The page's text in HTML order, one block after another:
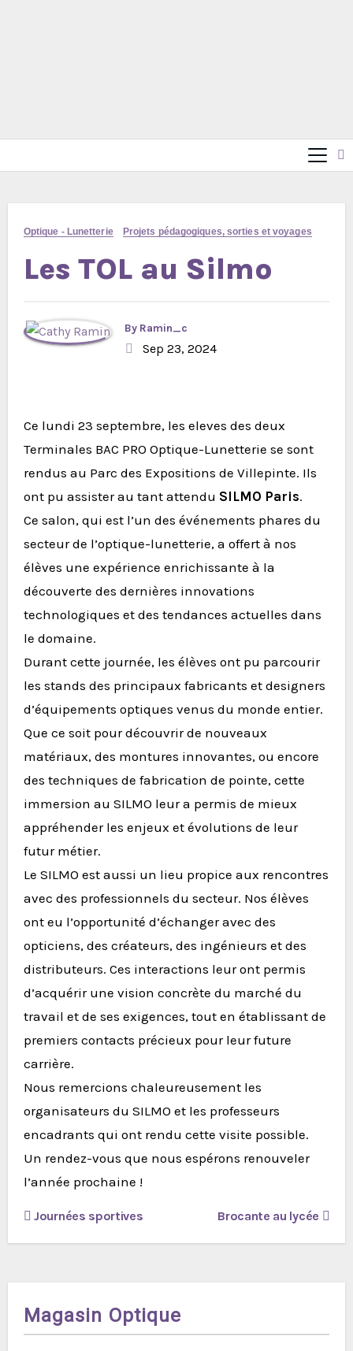
Optique - Lunetterie Projets pédagogiques, sorties et voyages
Les TOL au Silmo
By Ramin_c
Sep 23, 2024
Ce lundi 23 septembre, les eleves des deux
Terminales BAC PRO Optique-Lunetterie se sont
rendus au Parc des Expositions de Villepinte. Ils
ont pu assister au tant attendu SILMO Paris.
Ce salon, qui est l’un des événements phares du
secteur de l’optique-lunetterie, a offert à nos
élèves une expérience enrichissante à la
découverte des dernières innovations
technologiques et des tendances actuelles dans
le domaine.
Durant cette journée, les élèves ont pu parcourir
les stands des principaux fabricants et designers
d’équipements optiques venus du monde entier.
Que ce soit pour découvrir de nouveaux
matériaux, des montures innovantes, ou encore
des techniques de fabrication de pointe, cette
immersion au SILMO leur a permis de mieux
appréhender les enjeux et évolutions de leur
futur métier.
Le SILMO est aussi un lieu propice aux rencontres
avec des professionnels du secteur. Nos élèves
ont eu l’opportunité d’échanger avec des
opticiens, des créateurs, des ingénieurs et des
distributeurs. Ces interactions leur ont permis
d’acquérir une vision concrète du marché du
travail et de ses exigences, tout en établissant de
premiers contacts précieux pour leur future
carrière.
Nous remercions chaleureusement les
organisateurs du SILMO et les professeurs
encadrants qui ont rendu cette visite possible.
Un rendez-vous que nous espérons renouveler
l’année prochaine !
Navigation
de
Journées sportives Brocante au lycée
Magasin Optique